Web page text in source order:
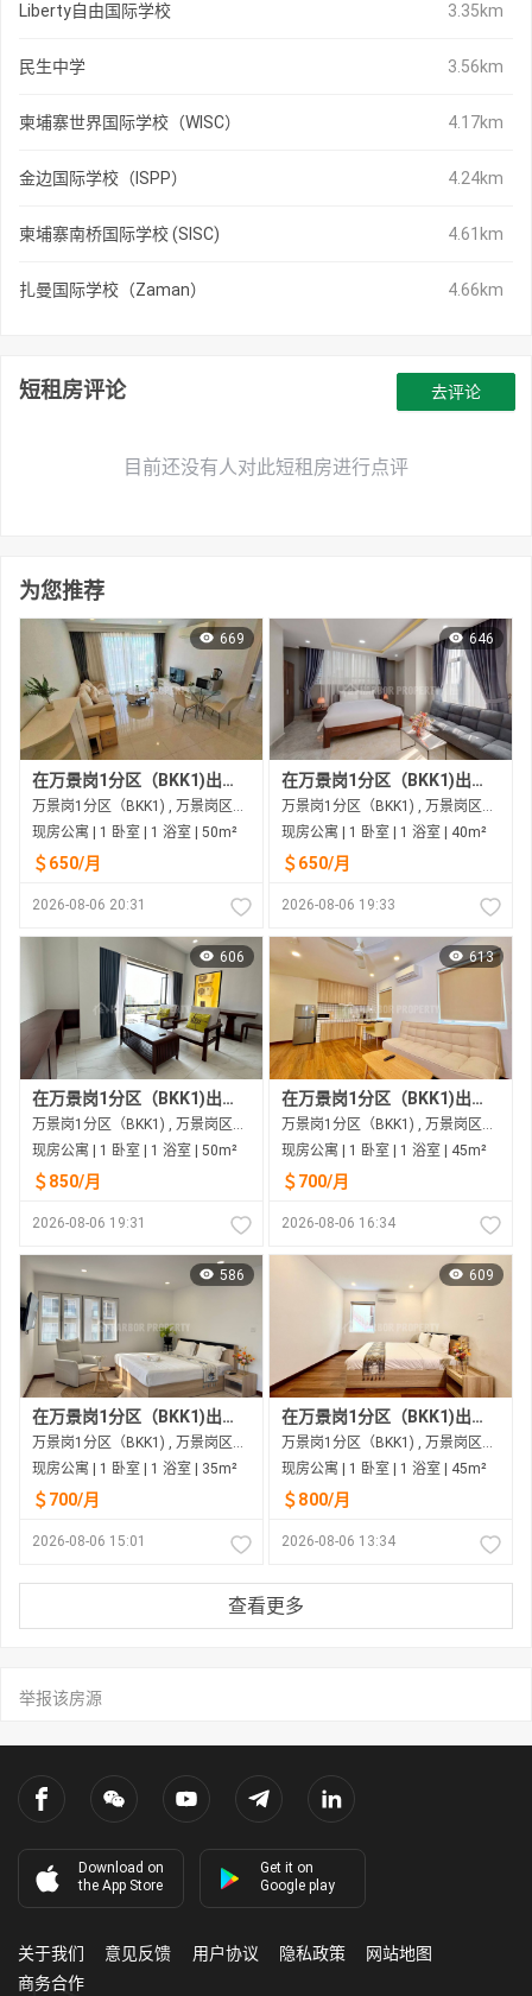
Liberty自由国际学校 3.35km
民生中学 3.56km
柬埔寨世界国际学校（WISC） 4.17km
金边国际学校（ISPP） 4.24km
柬埔寨南桥国际学校 (SISC) 4.61km
扎曼国际学校（Zaman） 4.66km
短租房评论
目前还没有人对此短租房进行点评
去评论
为您推荐
669
在万景岗1分区（BKK1)出租的现房公寓
万景岗1分区（BKK1) , 万景岗区（BKK) , 金边市
现房公寓 | 1 卧室 | 1 浴室 | 50m²
＄650/月
2026-08-06 20:31
646
在万景岗1分区（BKK1)出租的现房公寓
万景岗1分区（BKK1) , 万景岗区（BKK) , 金边市
现房公寓 | 1 卧室 | 1 浴室 | 40m²
＄650/月
2026-08-06 19:33
606
在万景岗1分区（BKK1)出租的现房公寓
万景岗1分区（BKK1) , 万景岗区（BKK) , 金边市
现房公寓 | 1 卧室 | 1 浴室 | 50m²
＄850/月
2026-08-06 19:31
613
在万景岗1分区（BKK1)出租的现房公寓
万景岗1分区（BKK1) , 万景岗区（BKK) , 金边市
现房公寓 | 1 卧室 | 1 浴室 | 45m²
＄700/月
2026-08-06 16:34
586
在万景岗1分区（BKK1)出租的现房公寓
万景岗1分区（BKK1) , 万景岗区（BKK) , 金边市
现房公寓 | 1 卧室 | 1 浴室 | 35m²
＄700/月
2026-08-06 15:01
609
在万景岗1分区（BKK1)出租的现房公寓
万景岗1分区（BKK1) , 万景岗区（BKK) , 金边市
现房公寓 | 1 卧室 | 1 浴室 | 45m²
＄800/月
2026-08-06 13:34
查看更多
举报该房源
Download on
the App Store
Get it on
Google play
关于我们 意见反馈 用户协议 隐私政策
网站地图
商务合作